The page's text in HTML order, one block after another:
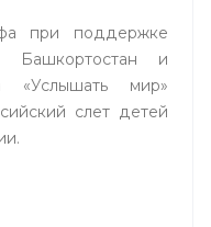
при поддержке
Башкортостан и
«Услышать мир»
слет детей